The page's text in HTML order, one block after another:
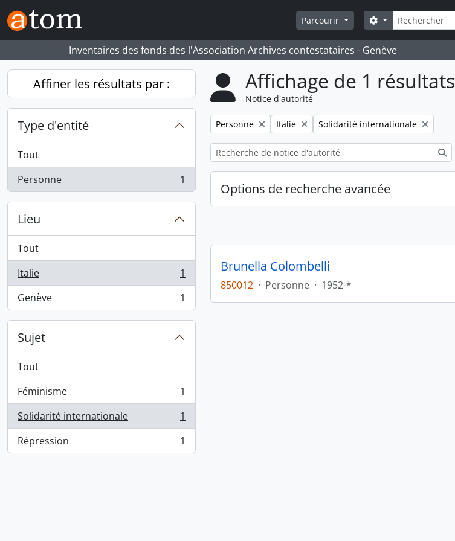
Skip to main content
Parcourir
Rechercher
Search options
Inventaires des fonds des l'Association Archives contestataires - Genève
Affiner les résultats par :
Type d'entité
Tout
Personne
, 1 résultats 1
Lieu
Tout
Italie
, 1 résultats
1
Genève
, 1 résultats 1
Sujet
Tout
Féminisme
, 1 résultats
1
Solidarité internationale
, 1 résultats
1
Répression
, 1 résultats 1
Affichage de 1 résultats
Notice d'autorité
Remove filter:
Personne Remove filter:
Italie Remove filter:
Solidarité internationale
Options de recherche avancée
Brunella Colombelli
850012 · Personne · 1952-*